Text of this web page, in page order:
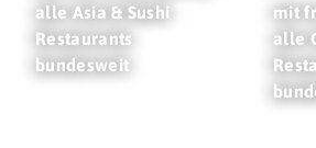
alle Asia & Sushi
Restaurants
bundesweit
mit
alle